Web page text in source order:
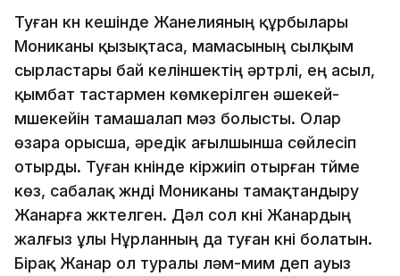
Туған күн кешінде Жанелияның құрбылары
Мониканы қызықтаса, мамасының сылқым
сырластары бай келіншектің әртүрлі, ең асыл,
қымбат тастармен көмкерілген әшекей-
мүшекейін тамашалап мәз болысты. Олар
өзара орысша, әредік ағылшынша сөйлесіп
отырды. Туған күнінде кіржиіп отырған түйме
көз, сабалақ жүнді Мониканы тамақтандыру
Жанарға жүктелген. Дәл сол күні Жанардың
жалғыз ұлы Нұрланның да туған күні болатын.
Бірақ Жанар ол туралы ләм-мим деп ауыз